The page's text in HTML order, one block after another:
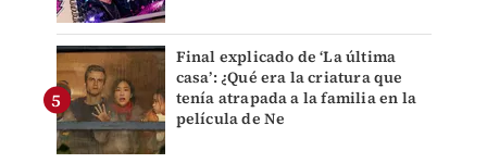
Final explicado de ‘La última
casa’: ¿Qué era la criatura que
tenía atrapada a la familia en la
película de Ne